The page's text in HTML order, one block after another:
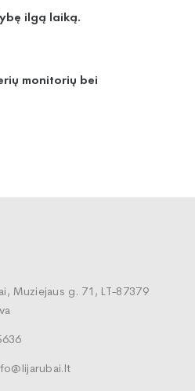
ilgą laiką.
monitorių bei
Muziejaus g. 71, LT-87379